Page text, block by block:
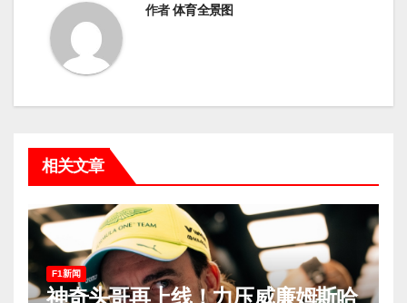
作者体育全景图
相关文章
F1新闻
神奇头哥再上线！力压威廉姆斯哈